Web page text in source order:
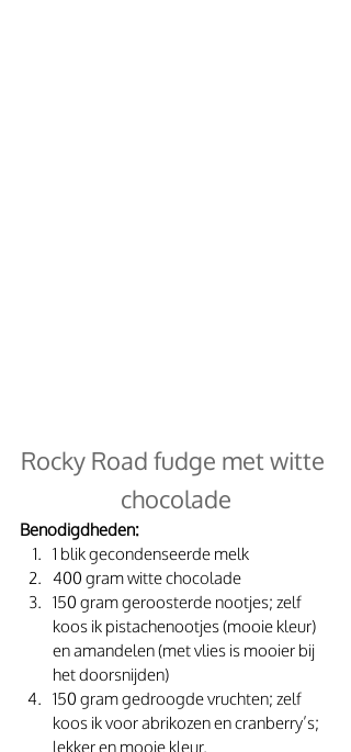
Rocky Road fudge met witte
chocolade
Benodigdheden:
1 blik gecondenseerde melk
400 gram witte chocolade
150 gram geroosterde nootjes; zelf
koos ik pistachenootjes (mooie kleur)
en amandelen (met vlies is mooier bij
het doorsnijden)
150 gram gedroogde vruchten; zelf
koos ik voor abrikozen en cranberry’s;
lekker en mooie kleur.